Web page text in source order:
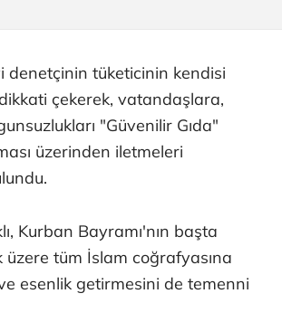
denetçinin tüketicinin kendisi
çekerek, vatandaşlara,
"Güvenilir Gıda"
üzerinden iletmeleri
Kurban Bayramı'nın başta
üzere tüm İslam coğrafyasına
esenlik getirmesini de temenni